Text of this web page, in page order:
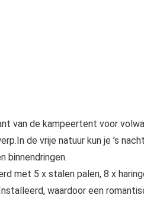
van de kampeertent voor
de vrije natuur kun je ’s
binnendringen.
met 5 x stalen palen, 8 x
waardoor een